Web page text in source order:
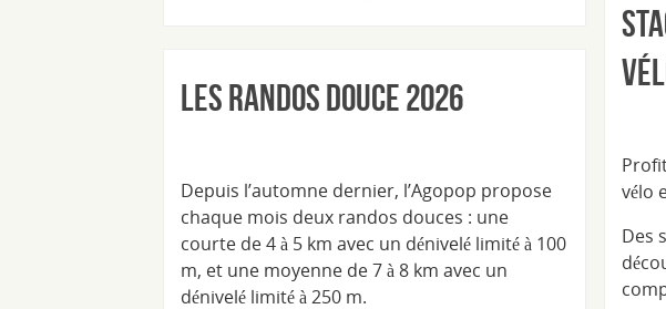
vélo
Des
Les Randos douce 2026
Depuis l’automne dernier, l’Agopop propose
chaque mois deux randos douces : une
courte de 4 à 5 km avec un dénivelé limité à 100
m, et une moyenne de 7 à 8 km avec un
dénivelé limité à 250 m.